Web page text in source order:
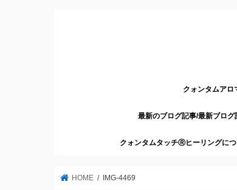
クォンタムアロ
最新のブログ記事/最新ブロ
クォンタムタッチⓇヒーリングに
HOME IMG-4469